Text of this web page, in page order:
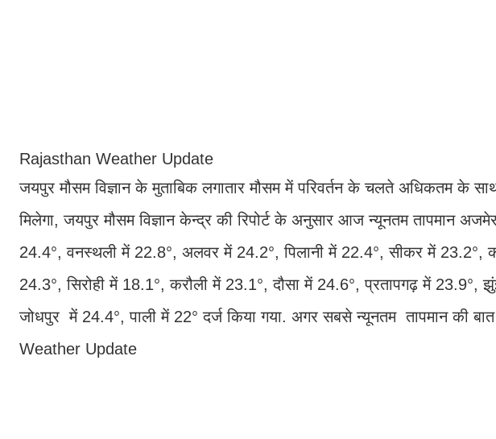
Rajasthan Weather Update
जयपुर मौसम विज्ञान के मुताबिक लगातार मौसम में परिवर्तन के चलते अधिकतम के
मिलेगा, जयपुर मौसम विज्ञान केन्द्र की रिपोर्ट के अनुसार आज न्यूनतम तापमान
24.4°, वनस्थली में 22.8°, अलवर में 24.2°, पिलानी में 22.4°, सीकर में 23.2°,
24.3°, सिरोही में 18.1°, करौली में 23.1°, दौसा में 24.6°, प्रतापगढ़ में
जोधपुर में 24.4°, पाली में 22° दर्ज किया गया. अगर सबसे न्यूनतम तापमान की
Weather Update